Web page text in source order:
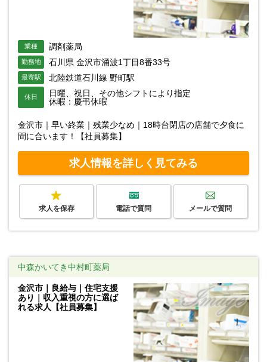
業種 調剤薬局
勤務地 石川県 金沢市涌波1丁目8番33号
最寄駅 北陸鉄道石川線 野町駅
休日
日曜、祝日、その他シフトにより指定
休暇：慶弔休暇
金沢市｜早い終業｜残業少なめ｜18時台閉店の店舗で夕食に
間に合います！【社員募集】
求人情報を詳しく見てみる
求人を保存 電話で質問 メールで質問
中森かいてき中村町薬局
金沢市｜良給与｜住宅支援
あり｜収入重視の方に選ば
れる求人【社員募集】